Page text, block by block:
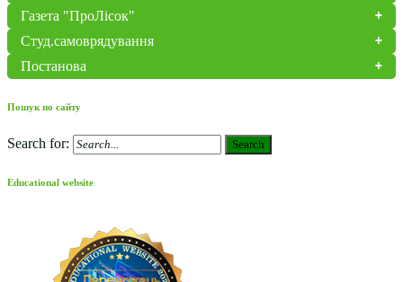
Газета "ПроЛісок"
Студ.самоврядування
Постанова
Пошук по сайту
Search for: Search
Educational website